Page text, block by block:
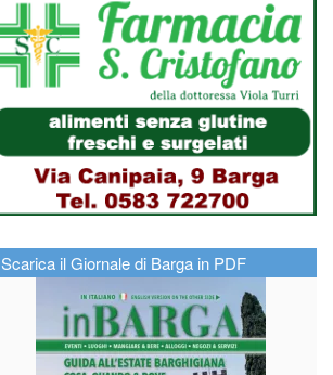
Scarica il Giornale di Barga in PDF